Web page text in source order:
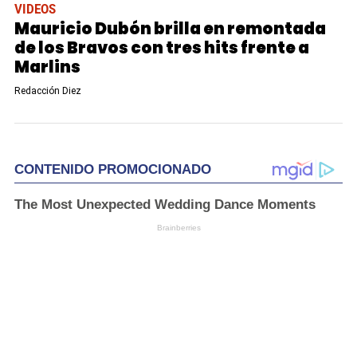
VIDEOS
Mauricio Dubón brilla en remontada
de los Bravos con tres hits frente a
Marlins
Redacción Diez